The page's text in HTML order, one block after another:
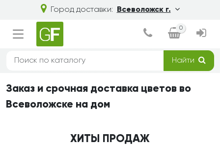
Город доставки: Всеволожск г.
0
Найти
Заказ и срочная доставка цветов во
Всеволожске на дом
ХИТЫ ПРОДАЖ